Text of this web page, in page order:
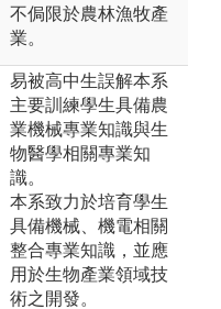
不侷限於農林漁牧產
業。
易被高中生誤解本系
主要訓練學生具備農
業機械專業知識與生
物醫學相關專業知
識。
本系致力於培育學生
具備機械、機電相關
整合專業知識，並應
用於生物產業領域技
術之開發。